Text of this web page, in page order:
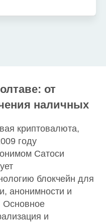
от
наличных
криптовалюта,
году
Сатоси
блокчейн для
анонимности и
Основное
и